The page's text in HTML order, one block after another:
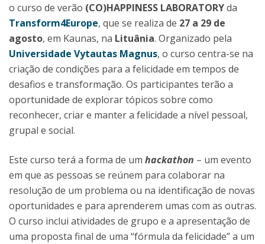
o curso de verão (CO)HAPPINESS LABORATORYda
Transform4Europe, que se realiza de 27 a 29 de
agosto, em Kaunas, na Lituânia. Organizado pela
Universidade Vytautas Magnus, o curso centra-se na
criação de condições para a felicidade em tempos de
desafios e transformação. Os participantes terão a
oportunidade de explorar tópicos sobre como
reconhecer, criar e manter a felicidade a nível pessoal,
grupal e social.
Este curso terá a forma de um hackathon – um evento
em que as pessoas se reúnem para colaborar na
resolução de um problema ou na identificação de novas
oportunidades e para aprenderem umas com as outras.
O curso inclui atividades de grupo e a apresentação de
uma proposta final de uma “fórmula da felicidade” a um